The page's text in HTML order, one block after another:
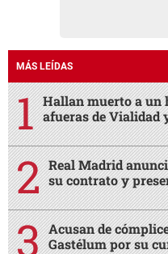
MÁS LEÍDAS
Hallan muerto a un
afueras de Vialidad
Real Madrid
su contrato y
Acusan de
Gastélum por su